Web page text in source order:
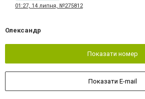
01:27, 14 липня, №275812
Олександр
Показати номер
Показати E-mail